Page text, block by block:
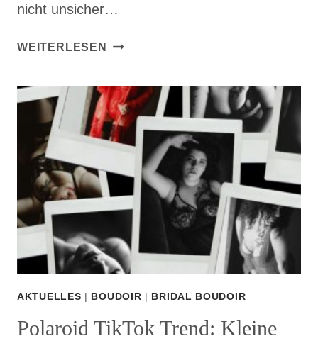
nicht unsicher…
WEITERLESEN
SEXYNESS
ENERGY
NOT
A
BODYTYPE
ALESYAS
SINNLICHES
BOUDOIR-
SHOOTING
AKTUELLES | BOUDOIR | BRIDAL BOUDOIR
Polaroid TikTok Trend: Kleine